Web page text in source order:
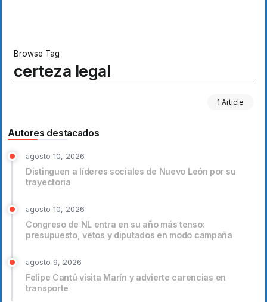
Browse Tag
certeza legal
1 Article
Autores destacados
agosto 10, 2026
Distinguen a líderes sociales de Nuevo León por su
trayectoria
agosto 10, 2026
Congreso de NL entra en su año más tenso:
presupuesto, vetos y diputados en modo campaña
agosto 9, 2026
Felipe Cantú visita Marín y advierte carencias en
transporte